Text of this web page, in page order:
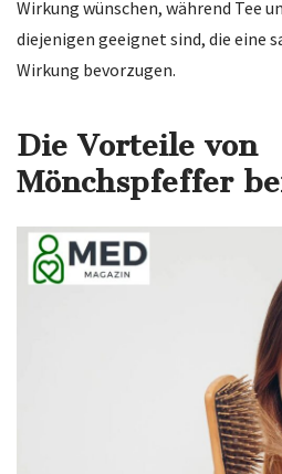
Wirkung wünschen, während Tee
diejenigen geeignet sind, die eine
Wirkung bevorzugen.
Die Vorteile von
Mönchspfeffer